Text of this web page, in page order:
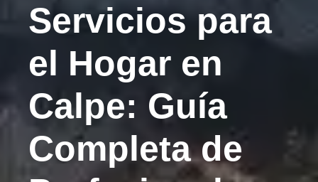
Servicios para
el Hogar en
Calpe: Guía
Completa de